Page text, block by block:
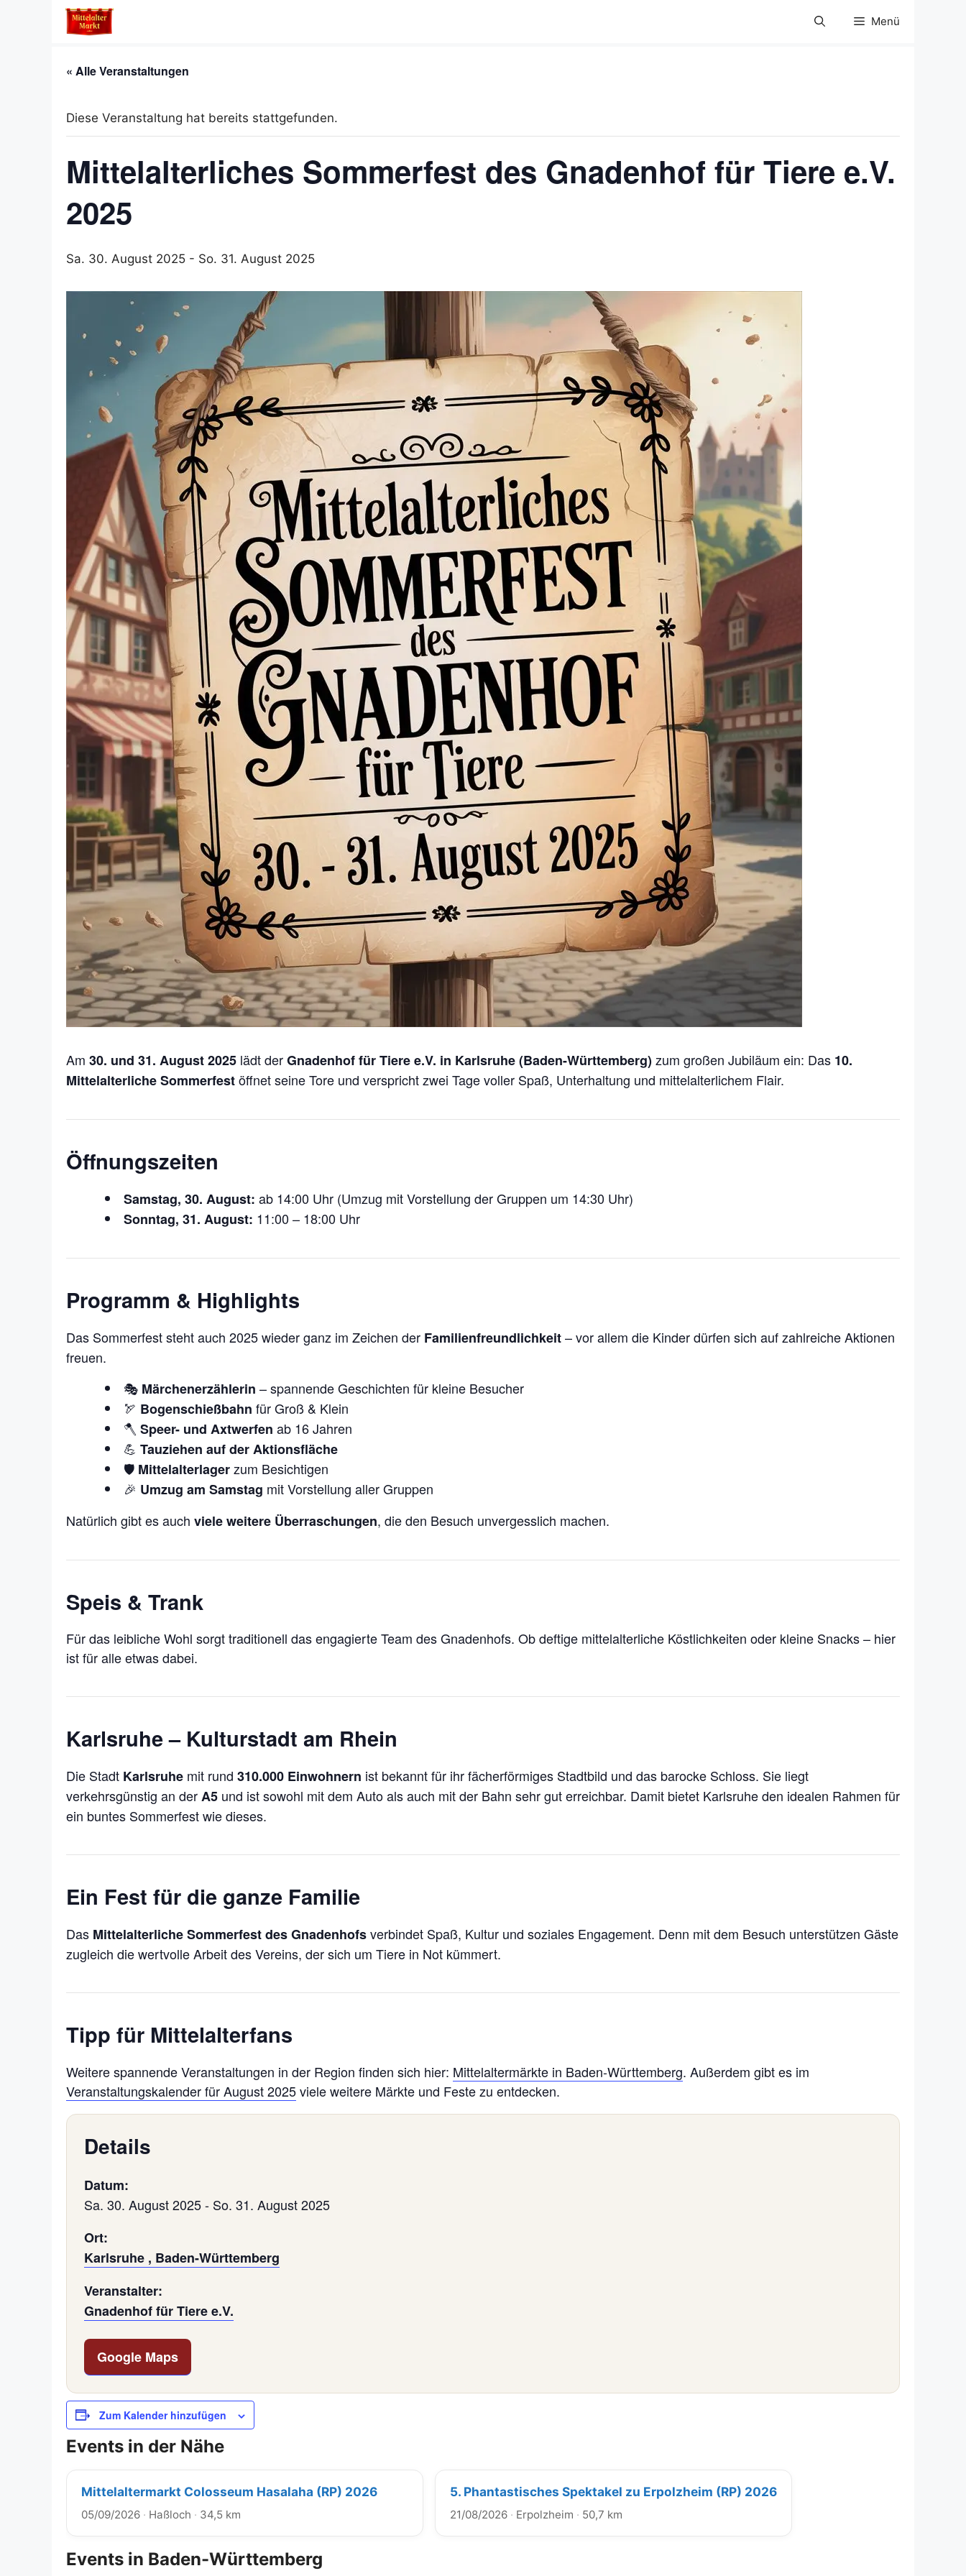
Menü
« Alle Veranstaltungen
Diese Veranstaltung hat bereits stattgefunden.
Mittelalterliches Sommerfest des Gnadenhof für Tiere e.V.
2025
Sa. 30. August 2025 - So. 31. August 2025
Am 30. und 31. August 2025 lädt derGnadenhof für Tiere e.V. in Karlsruhe (Baden-Württemberg)zum großen Jubiläum ein: Das 10.
Mittelalterliche Sommerfestöffnet seine Tore und verspricht zwei Tage voller Spaß, Unterhaltung und mittelalterlichem Flair.
Öffnungszeiten
Samstag, 30. August: ab 14:00 Uhr (Umzug mit Vorstellung der Gruppen um 14:30 Uhr)
Sonntag, 31. August: 11:00 – 18:00 Uhr
Programm & Highlights
Das Sommerfest steht auch 2025 wieder ganz im Zeichen der Familienfreundlichkeit– vor allem die Kinder dürfen sich auf zahlreiche Aktionen
freuen.
🎭 Märchenerzählerin – spannende Geschichten für kleine Besucher
🏹 Bogenschießbahn für Groß & Klein
🪓 Speer- und Axtwerfen ab 16 Jahren
💪 Tauziehen auf der Aktionsfläche
🛡️ Mittelalterlagerzum Besichtigen
🎉 Umzug am Samstag mit Vorstellung aller Gruppen
Natürlich gibt es auch viele weitere Überraschungen, die den Besuch unvergesslich machen.
Speis & Trank
Für das leibliche Wohl sorgt traditionell das engagierte Team des Gnadenhofs. Ob deftige mittelalterliche Köstlichkeiten oder kleine Snacks – hier
ist für alle etwas dabei.
Karlsruhe – Kulturstadt am Rhein
Die Stadt Karlsruhe mit rund 310.000 Einwohnern ist bekannt für ihr fächerförmiges Stadtbild und das barocke Schloss. Sie liegt
verkehrsgünstig an derA5 und ist sowohl mit dem Auto als auch mit der Bahn sehr gut erreichbar. Damit bietet Karlsruhe den idealen Rahmen für
ein buntes Sommerfest wie dieses.
Ein Fest für die ganze Familie
Das Mittelalterliche Sommerfest des Gnadenhofsverbindet Spaß, Kultur und soziales Engagement. Denn mit dem Besuch unterstützen Gäste
zugleich die wertvolle Arbeit des Vereins, der sich um Tiere in Not kümmert.
Tipp für Mittelalterfans
Weitere spannende Veranstaltungen in der Region finden sich hier: Mittelaltermärkte in Baden-Württemberg. Außerdem gibt es im
Veranstaltungskalender für August 2025viele weitere Märkte und Feste zu entdecken.
Details
Datum:
Sa. 30. August 2025- So. 31. August 2025
Ort:
Karlsruhe , Baden-Württemberg
Veranstalter:
Gnadenhof für Tiere e.V.
Google Maps
Zum Kalender hinzufügen
Events in der Nähe
Mittelaltermarkt Colosseum Hasalaha (RP) 2026
05/09/2026 · Haßloch · 34,5 km
5. Phantastisches Spektakel zu Erpolzheim (RP) 2026
21/08/2026 · Erpolzheim · 50,7 km
Events in Baden-Württemberg